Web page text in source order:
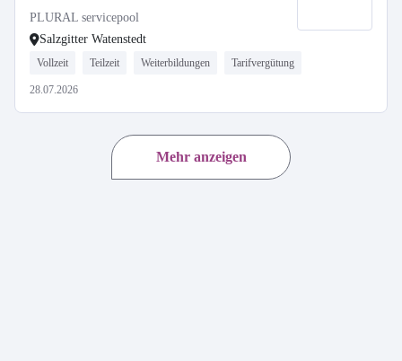
PLURAL servicepool
Salzgitter Watenstedt
Vollzeit Teilzeit Weiterbildungen Tarifvergütung
28.07.2026
Mehr anzeigen